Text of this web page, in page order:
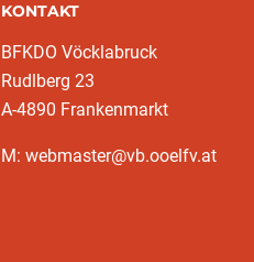
KONTAKT
BFKDO Vöcklabruck
Rudlberg 23
A-4890 Frankenmarkt
M: webmaster@vb.ooelfv.at